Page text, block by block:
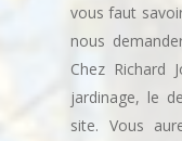
vous faut
nous
Chez Richard
jardinage, le
site. Vous